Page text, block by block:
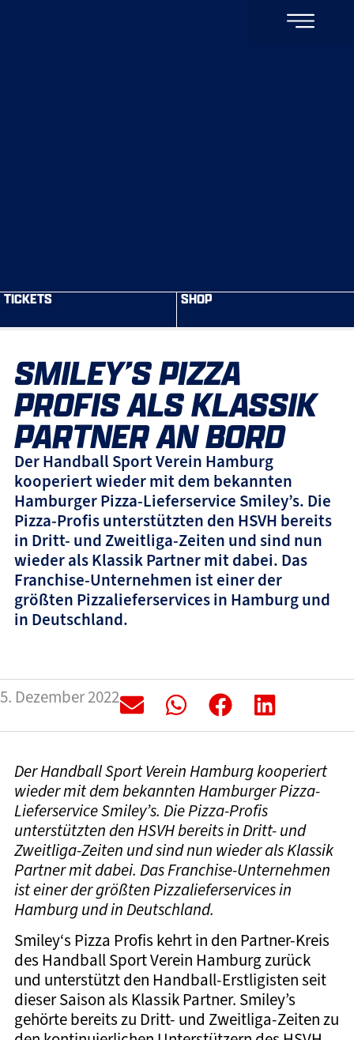
TICKETS SHOP
SMILEY’S PIZZA
PROFIS ALS KLASSIK
PARTNER AN BORD
Der Handball Sport Verein Hamburg
kooperiert wieder mit dem bekannten
Hamburger Pizza-Lieferservice Smiley’s. Die
Pizza-Profis unterstützten den HSVH bereits
in Dritt- und Zweitliga-Zeiten und sind nun
wieder als Klassik Partner mit dabei. Das
Franchise-Unternehmen ist einer der
größten Pizzalieferservices in Hamburg und
in Deutschland.
5. Dezember 2022
Der Handball Sport Verein Hamburg kooperiert
wieder mit dem bekannten Hamburger Pizza-
Lieferservice Smiley’s. Die Pizza-Profis
unterstützten den HSVH bereits in Dritt- und
Zweitliga-Zeiten und sind nun wieder als Klassik
Partner mit dabei. Das Franchise-Unternehmen
ist einer der größten Pizzalieferservices in
Hamburg und in Deutschland.
Smiley‘s Pizza Profis kehrt in den Partner-Kreis
des Handball Sport Verein Hamburg zurück
und unterstützt den Handball-Erstligisten seit
dieser Saison als Klassik Partner. Smiley’s
gehörte bereits zu Dritt- und Zweitliga-Zeiten zu